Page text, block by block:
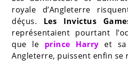
royale d’Angleterre
déçus. Les Invictus
représentaient pourtant
que le prince Harry et sa
Angleterre, puissent enfin se